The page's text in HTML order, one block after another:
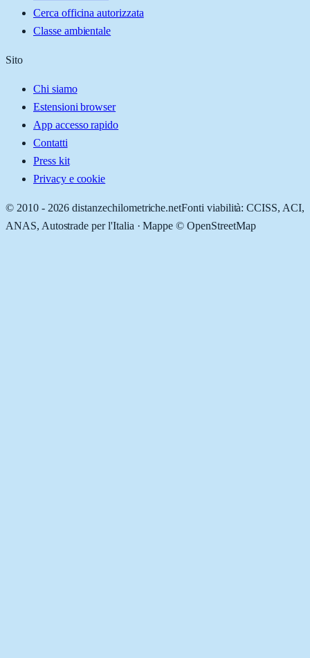
Cerca officina autorizzata
Classe ambientale
Sito
Chi siamo
Estensioni browser
App accesso rapido
Contatti
Press kit
Privacy e cookie
© 2010 - 2026 distanzechilometriche.netFonti viabilità: CCISS, ACI,
ANAS, Autostrade per l'Italia · Mappe © OpenStreetMap